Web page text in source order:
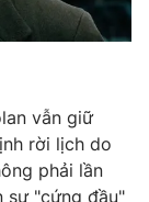
AI
vẫn giữ
rời lịch do
phải lần
sự "cứng đầu"